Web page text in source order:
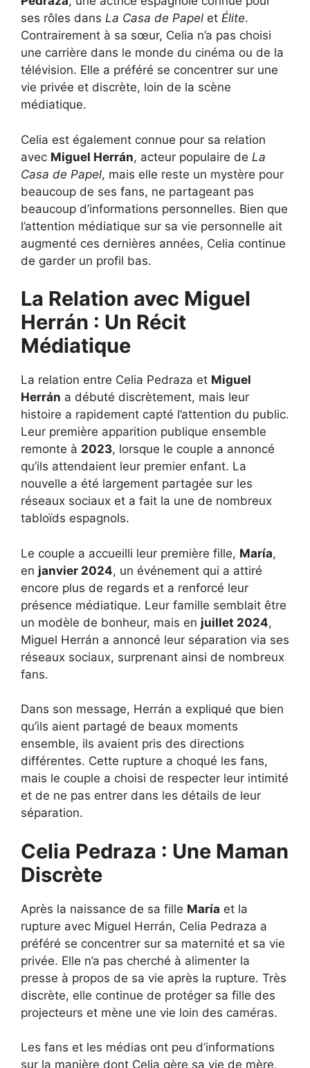
ses rôles dans La Casa de Papel et Élite.
Contrairement à sa sœur, Celia n’a pas choisi
une carrière dans le monde du cinéma ou de la
télévision. Elle a préféré se concentrer sur une
vie privée et discrète, loin de la scène
médiatique.
Celia est également connue pour sa relation
avec Miguel Herrán, acteur populaire de La
Casa de Papel, mais elle reste un mystère pour
beaucoup de ses fans, ne partageant pas
beaucoup d’informations personnelles. Bien que
l’attention médiatique sur sa vie personnelle ait
augmenté ces dernières années, Celia continue
de garder un profil bas.
La Relation avec Miguel
Herrán : Un Récit
Médiatique
La relation entre Celia Pedraza et Miguel
Herrán a débuté discrètement, mais leur
histoire a rapidement capté l’attention du public.
Leur première apparition publique ensemble
remonte à 2023, lorsque le couple a annoncé
qu’ils attendaient leur premier enfant. La
nouvelle a été largement partagée sur les
réseaux sociaux et a fait la une de nombreux
tabloïds espagnols.
Le couple a accueilli leur première fille, María,
en janvier 2024, un événement qui a attiré
encore plus de regards et a renforcé leur
présence médiatique. Leur famille semblait être
un modèle de bonheur, mais en juillet 2024,
Miguel Herrán a annoncé leur séparation via ses
réseaux sociaux, surprenant ainsi de nombreux
fans.
Dans son message, Herrán a expliqué que bien
qu’ils aient partagé de beaux moments
ensemble, ils avaient pris des directions
différentes. Cette rupture a choqué les fans,
mais le couple a choisi de respecter leur intimité
et de ne pas entrer dans les détails de leur
séparation.
Celia Pedraza : Une Maman
Discrète
Après la naissance de sa fille María et la
rupture avec Miguel Herrán, Celia Pedraza a
préféré se concentrer sur sa maternité et sa vie
privée. Elle n’a pas cherché à alimenter la
presse à propos de sa vie après la rupture. Très
discrète, elle continue de protéger sa fille des
projecteurs et mène une vie loin des caméras.
Les fans et les médias ont peu d’informations
sur la manière dont Celia gère sa vie de mère,